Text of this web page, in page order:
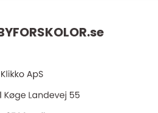
se